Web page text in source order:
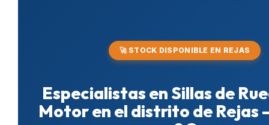
🚀 STOCK DISPONIBLE EN REJAS
Especialistas en Sillas de
Motor en el distrito de Rejas